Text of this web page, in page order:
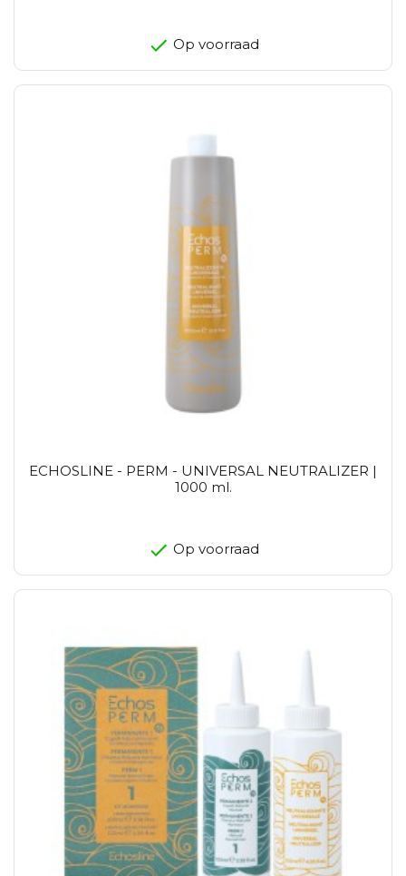
Op voorraad
ECHOSLINE - PERM - UNIVERSAL NEUTRALIZER |
1000 ml.
Op voorraad